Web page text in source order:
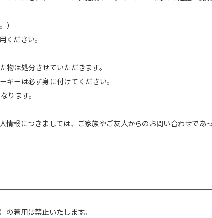
）
ください。
物は処分させていただきます。
キーは必ず身に付けてください。
ります。
報につきましては、ご家族やご友人からのお問い合わせであ
着用は禁止いたします。
use an automatic
the Japanese
so it may
translation.
may differ from the
We ask that you
this before using